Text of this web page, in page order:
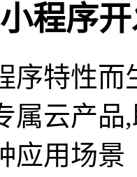
程序
序特性而
属云产品
应用场景